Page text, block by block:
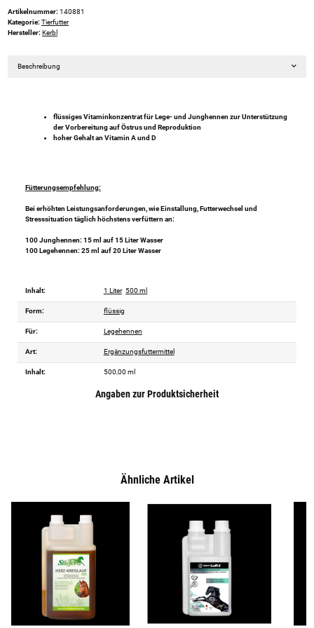
Artikelnummer: 140881
Kategorie: Tierfutter
Hersteller: Kerbl
Beschreibung
flüssiges Vitaminkonzentrat für Lege- und Junghennen zur Unterstützung
der Vorbereitung auf Östrus und Reproduktion
hoher Gehalt an Vitamin A und D
Fütterungsempfehlung:
Bei erhöhten Leistungsanforderungen, wie Einstallung, Futterwechsel und
Stresssituation täglich höchstens verfüttern an:
100 Junghennen: 15 ml auf 15 Liter Wasser
100 Legehennen: 25 ml auf 20 Liter Wasser
Inhalt: 1 Liter 500 ml
Form: flüssig
Für: Legehennen
Art: Ergänzungsfuttermittel
Inhalt: 500,00 ml
Angaben zur Produktsicherheit
Ähnliche Artikel